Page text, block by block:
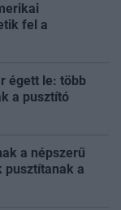
fel a
égett le: több
a pusztító
a népszerű
pusztítanak a